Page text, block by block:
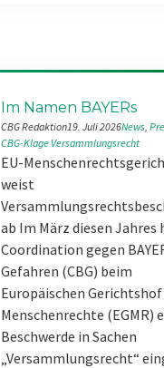
Im Namen BAYERs
CBG Redaktion19. Juli 2026News,
CBG-Klage Versammlungsrecht
EU-
weist
ab Im März diesen Jahres
Coordination gegen
Gefahren (CBG) beim
Europäischen
Menschenrechte (EGMR)
Beschwerde in Sachen
„Versammlungsrecht“